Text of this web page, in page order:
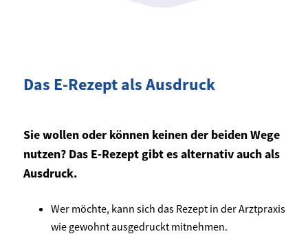
Das E-Rezept als Ausdruck
Sie wollen oder können keinen der beiden Wege
nutzen? Das E-Rezept gibt es alternativ auch als
Ausdruck.
Wer möchte, kann sich das Rezept in der Arztpraxis
wie gewohnt ausgedruckt mitnehmen.